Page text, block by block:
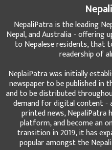
NepaliPatra is the leading
Nepal, and Australia - offering
to Nepalese residents, that
readership of
NeplaiPatra was initially
newspaper to be published in
and to be distributed
demand for digital content -
printed news, NepaliPatra
platform, and become an
transition in 2019, it has
popular amongst the